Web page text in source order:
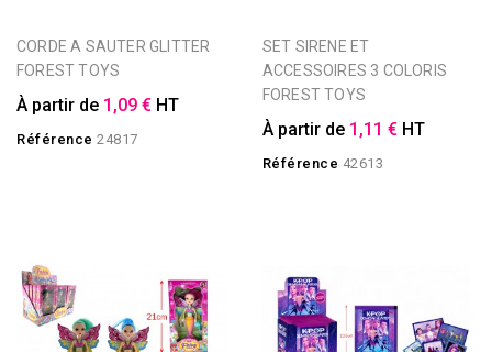
CORDE A SAUTER GLITTER
FOREST TOYS
À partir de 1,09 € HT
Référence 24817
SET SIRENE ET
ACCESSOIRES 3 COLORIS
FOREST TOYS
À partir de 1,11 € HT
Référence 42613